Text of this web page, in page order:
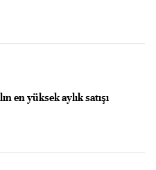
en yüksek aylık satışı